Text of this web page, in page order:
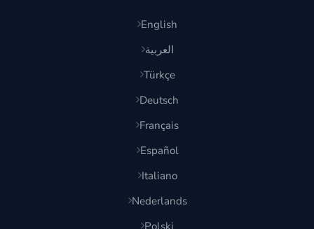
English
العربية
Türkçe
Deutsch
Français
Español
Italiano
Nederlands
Polski